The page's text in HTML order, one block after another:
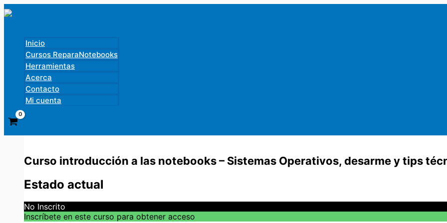
Ir
al
Inicio
Cursos ReparaNotebooks
Herramientas
Acerca
Contacto
Mi cuenta
Curso introducción a las notebooks – Sistemas Operativos, desarme y tips
Estado actual
No Inscrito
Inscríbete en este curso para obtener acceso